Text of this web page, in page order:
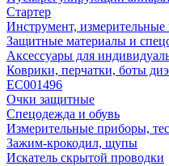
Стартер
Инструмент,
Защитные материалы и
Аксессуары для
Коврики, перчатки, боты
EC001496
Очки защитные
Спецодежда и обувь
Измерительные приборы,
Зажим-крокодил, щупы
Искатель скрытой проводки